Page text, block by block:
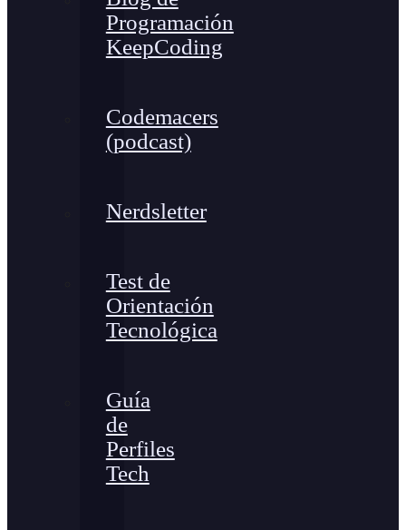
Programación
KeepCoding
Codemacers
(podcast)
Nerdsletter
Test de
Orientación
Tecnológica
Guía
de
Perfiles
Tech